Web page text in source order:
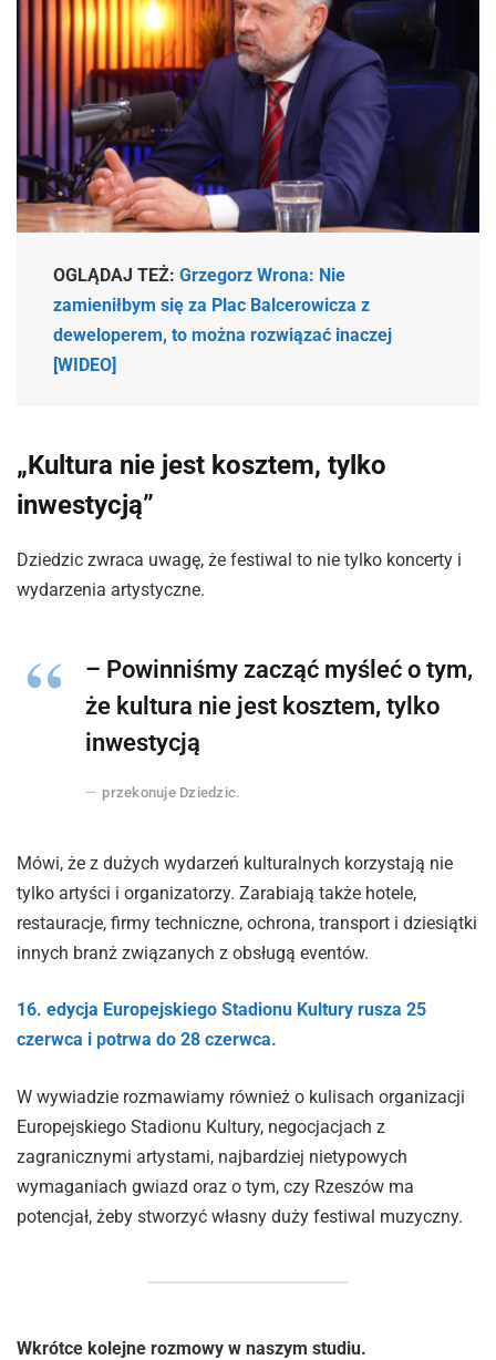
OGLĄDAJ TEŻ:Grzegorz Wrona: Nie
zamieniłbym się za Plac Balcerowicza z
deweloperem, to można rozwiązać inaczej
[WIDEO]
„Kultura nie jest kosztem, tylko
inwestycją”
Dziedzic zwraca uwagę, że festiwal to nie tylko koncerty i
wydarzenia artystyczne.
– Powinniśmy zacząć myśleć o tym,
że kultura nie jest kosztem, tylko
inwestycją
przekonuje Dziedzic.
Mówi, że z dużych wydarzeń kulturalnych korzystają nie
tylko artyści i organizatorzy. Zarabiają także hotele,
restauracje, firmy techniczne, ochrona, transport i dziesiątki
innych branż związanych z obsługą eventów.
16. edycja Europejskiego Stadionu Kultury rusza 25
czerwca i potrwa do 28 czerwca.
W wywiadzie rozmawiamy również o kulisach organizacji
Europejskiego Stadionu Kultury, negocjacjach z
zagranicznymi artystami, najbardziej nietypowych
wymaganiach gwiazd oraz o tym, czy Rzeszów ma
potencjał, żeby stworzyć własny duży festiwal muzyczny.
Wkrótce kolejne rozmowy w naszym studiu.